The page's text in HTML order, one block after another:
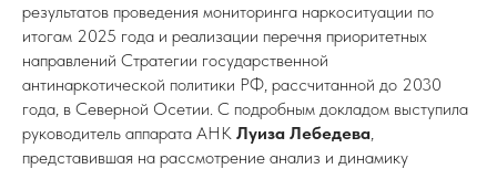
результатов проведения мониторинга наркоситуации по
итогам 2025 года и реализации перечня приоритетных
направлений Стратегии государственной
антинаркотической политики РФ, рассчитанной до 2030
года, в Северной Осетии. С подробным докладом выступила
руководитель аппарата АНК Луиза Лебедева,
представившая на рассмотрение анализ и динамику